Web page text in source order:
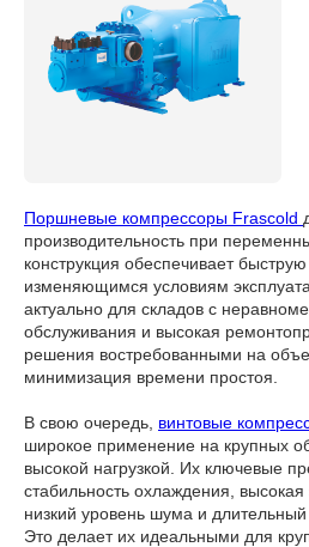
Поршневые компрессоры Frascold
производительность при
конструкция обеспечивает
изменяющимся условиям
актуально для складов с
обслуживания и высокая
решения востребованными на
минимизация времени простоя.
В свою очередь, винтовые
широкое применение на крупных
высокой нагрузкой. Их ключевые
стабильность охлаждения, высокая
низкий уровень шума и длительный
Это делает их идеальными для